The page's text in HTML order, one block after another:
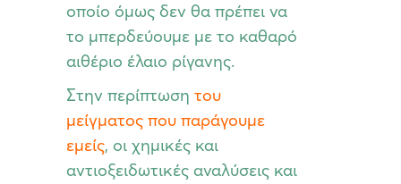
οποίο όμως δεν θα πρέπει να
το μπερδεύουμε με το καθαρό
αιθέριο έλαιο ρίγανης.
Στην περίπτωση του
μείγματος που παράγουμε
εμείς, οι χημικές και
αντιοξειδωτικές αναλύσεις και